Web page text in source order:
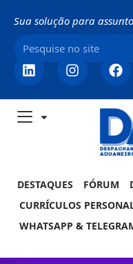
Sua solução para
DESTAQUES FÓRUM
CURRÍCULOS
WHATSAPP &